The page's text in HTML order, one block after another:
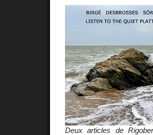
Deux articles de